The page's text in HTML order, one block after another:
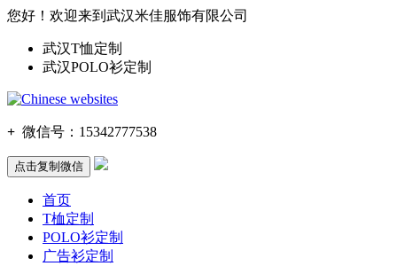
您好！欢迎来到武汉米佳服饰有限公司
武汉T恤定制
武汉POLO衫定制
+ 微信号： 15342777538
点击复制微信
首页
T桖定制
POLO衫定制
广告衫定制